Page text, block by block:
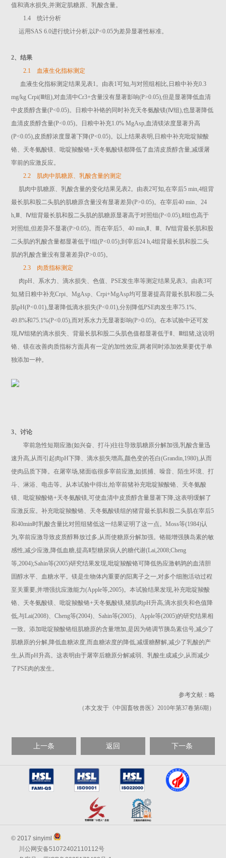
值和滴水损失,并测定肌糖原、乳酸含量。
1.4 统计分析
运用SAS 6.0进行统计分析,以P<0.05为差异显著性标准。
2、结果
2.1 血液生化指标测定
血液生化指标测定结果见表1。由表1可知,与对照组相比,日粮中补充0.3
mg/kg Crpi(Ⅲ组),对血清中Cr3+含量没有显著影响(P>0.05),但是显著降低血清
中皮质醇含量(P<0.05)。日粮中补铬的同时补充天冬氨酸镁(Ⅳ组),也显著降低
血清皮质醇含量(P<0.05)。日粮中补充1.0% MgAsp,血清镁浓度显著升高
(P<0.05),皮质醇浓度显著下降(P<0.05)。以上结果表明,日粮中补充吡啶羧酸
铬、天冬氨酸镁、吡啶羧酸铬+天冬氨酸镁都降低了血清皮质醇含量,减缓屠
宰前的应激反应。
2.2 肌肉中肌糖原、乳酸含量的测定
肌肉中肌糖原、乳酸含量的变化结果见表2。由表2可知,在宰后5 min,4组背
最长肌和股二头肌的肌糖原含量没有显著差异(P>0.05)。在宰后40 min、24
h,Ⅲ、Ⅳ组背最长肌和股二头肌的肌糖原显著高于对照组(P<0.05),Ⅱ组也高于
对照组,但差异不显著(P>0.05)。而在宰后5、40 min,Ⅱ、Ⅲ、Ⅳ组背最长肌和股
二头肌的乳酸含量都显著低于Ⅰ组(P<0.05);到宰后24 h,4组背最长肌和股二头
肌的乳酸含量没有显著差异(P>0.05)。
2.3 肉质指标测定
肉pH、系水力、滴水损失、色值、PSE发生率等测定结果见表3。由表3可
知,猪日粮中补充Crpi、MgAsp、Crpi+MgAsp均可显著提高背最长肌和股二头
肌pH(P<0.01),显著降低滴水损失(P<0.01),分别降低PSE肉发生率75.1%、
49.8%和75.1%(P<0.05),而对系水力无显著影响(P>0.05)。在本试验中还可发
现,Ⅳ组猪的滴水损失、背最长肌和股二头肌色值都显著低于Ⅱ、Ⅲ组猪,这说明
铬、镁在改善肉质指标方面具有一定的加性效应,两者同时添加效果要优于单
独添加一种。
3、讨论
宰前急性短期应激(如兴奋、打斗)往往导致肌糖原分解加强,乳酸含量迅
速升高,从而引起肉pH下降、滴水损失增高,颜色变的苍白(Grandin,1980),从而
使肉品质下降。在屠宰场,猪面临很多宰前应激,如抓捕、噪音、陌生环境、打
斗、淋浴、电击等。从本试验中得出,给宰前猪补充吡啶羧酸铬、天冬氨酸
镁、吡啶羧酸铬+天冬氨酸镁,可使血清中皮质醇含量显著下降,这表明缓解了
应激反应。补充吡啶羧酸铬、天冬氨酸镁组的猪背最长肌和股二头肌在宰后5
和40min时乳酸含量比对照组猪低这一结果证明了这一点。Moss等(1984)认
为,宰前应激导致皮质醇释放过多,从而使糖原分解加强。铬能增强胰岛素的敏
感性,减少应激,降低血糖,提高Ⅱ型糖尿病人的糖代谢(Lai,2008;Cheng
等,2004);Sahin等(2005)研究结果发现,吡啶羧酸铬可降低热应激鹌鹑的血清胆
固醇水平、血糖水平。镁是生物体内重要的阳离子之一,对多个细胞活动过程
至关重要,并增强抗应激能力(Apple等,2005)。本试验结果发现,补充吡啶羧酸
铬、天冬氨酸镁、吡啶羧酸铬+天冬氨酸镁,猪肌肉pH升高,滴水损失和色值降
低,与Lai(2008)、Cheng等(2004)、Sahin等(2005)、Apple等(2005)的研究结果相
一致。添加吡啶羧酸铬组肌糖原的含量增加,是因为铬调节胰岛素信号,减少了
肌糖原的分解,降低血糖浓度,而血糖浓度的降低,减缓糖酵解,减少了乳酸的产
生,从而pH升高。这表明由于屠宰后糖原分解减弱、乳酸生成减少,从而减少
了PSE肉的发生。
参考文献：略
（本文发于《中国畜牧兽医》2010年第37卷第6期）
上一条 返回 下一条
© 2017 sinyiml
川公网安备51072402110112号